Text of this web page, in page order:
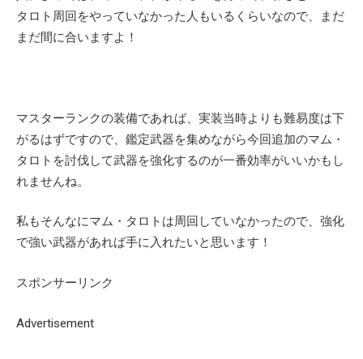
タロト周回をやっていなかった人もいるくらいなので、まだ
まだ間に合いますよ！
マスターランクの装備であれば、実装当時よりも難易度は下
がるはずですので、鑑定武器を集めながら今回追加のマム・
タロトを討伐して武器を強化するのが一番効率がいいかもし
れませんね。
私もそんなにマム・タロトは周回していなかったので、強化
で強い武器があれば手に入れたいと思います！
スポンサーリンク
Advertisement